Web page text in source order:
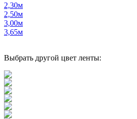
2,30м
2,50м
3,00м
3,65м
Выбрать другой цвет ленты: